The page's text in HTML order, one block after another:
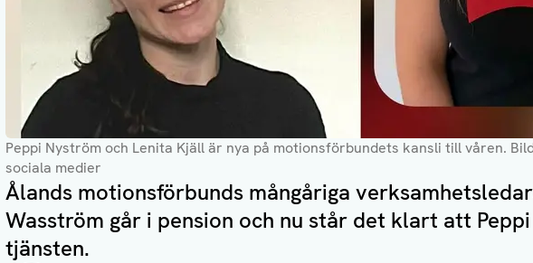
Peppi Nyström och Lenita Kjäll är nya på motionsförbundets kansli till våren.
sociala medier
Ålands motionsförbunds mångåriga
Wasström går i pension och nu står det klart att
tjänsten.